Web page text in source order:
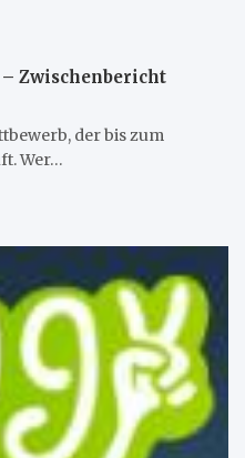
– Zwischenbericht
der bis zum
Wer…